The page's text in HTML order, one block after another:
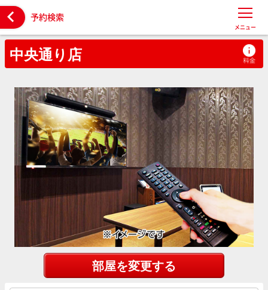
 予約検索
メニュー
中央通り店
部屋を変更する